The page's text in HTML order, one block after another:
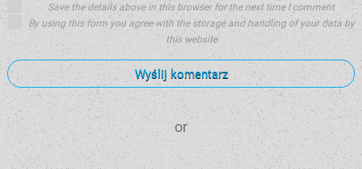
Save the details above in this browser for the next time I comment
By using this form you agree with the storage and handling of your data by
this website
Wyślij komentarz
or